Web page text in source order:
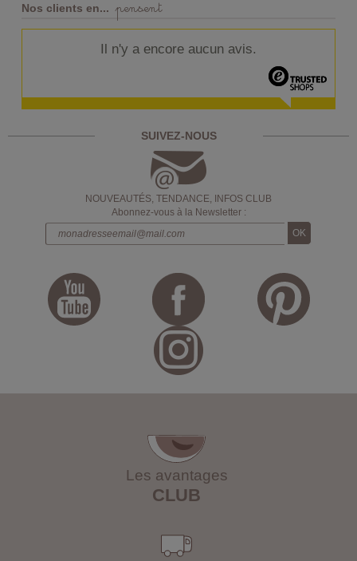
Nos clients en... pensent
Il n'y a encore aucun avis.
SUIVEZ-NOUS
NOUVEAUTÉS, TENDANCE, INFOS CLUB
Abonnez-vous à la Newsletter :
Les avantages
CLUB